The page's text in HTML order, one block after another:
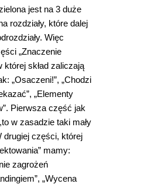
jest na 3 duże
rozdziały, które dalej
Więc
„Znaczenie
której skład zaliczają
„Osaczeni!”, „Chodzi
„Elementy
Pierwsza część jak
w zasadzie taki mały
drugiej części, której
mamy:
zagrożeń
„Wycena